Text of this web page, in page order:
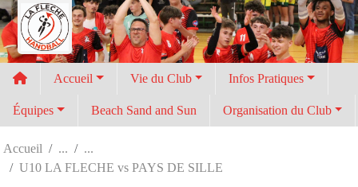
Accueil Vie du Club Infos Pratiques
Équipes Beach Sand and Sun Organisation du Club
Accueil
U10 LA FLECHE vs PAYS DE SILLE
Panneau de gestion des cookies